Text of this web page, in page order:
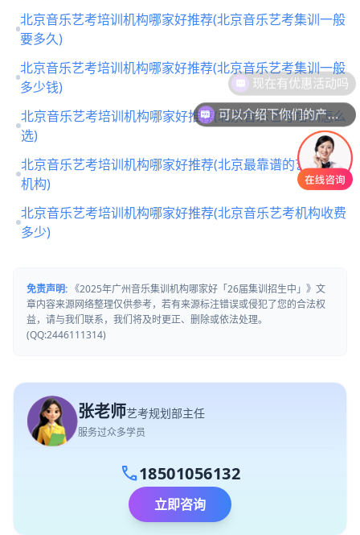
北京音乐艺考培训机构哪家好推荐(北京音乐艺考集训一般
要多久)
北京音乐艺考培训机构哪家好推荐(北京音乐艺考集训一般
多少钱)
北京音乐艺考培训机构哪家好推荐(北京音乐艺考培训怎么
选)
北京音乐艺考培训机构哪家好推荐(北京最靠谱的艺考培训
机构)
北京音乐艺考培训机构哪家好推荐(北京音乐艺考机构收费
多少)
免责声明: 《2025年广州音乐集训机构哪家好「26届集训招生中」》文
章内容来源网络整理仅供参考，若有来源标注错误或侵犯了您的合法权
益，请与我们联系，我们将及时更正、删除或依法处理。
(QQ:2446111314)
张老师艺考规划部主任
服务过众多学员
call18501056132
立即咨询
可以介绍下你们的产品么